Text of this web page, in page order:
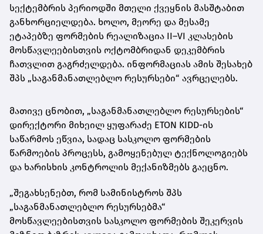
სექტემბრის პერიოდში მთელი ქვეყნის მასშტაბით
განხორციელდება. ხოლო, მეორე და მესამე
ეტაპებზე ფორმების რეალიზაცია II–VI კლასების
მოსწავლეებისთვის ოქტომბრიდან დეკემბრის
ჩათვლით გაგრძელდება. ინფორმაციას ამის შესახებ
შპს „საგანმანათლებლო რესურსები“ ავრცელებს.
მათივე ცნობით, „საგანმანათლებლო რესურსების“
დირექტორი მიხეილ ყუფარაძე ETON KIDD-ის
საწარმოს ეწვია, სადაც სასკოლო ფორმების
წარმოების პროცესს, გამოყენებულ ტექნოლოგიებს
და ხარისხის კონტროლის მექანიზმებს გაეცნო.
„შეგახსენებთ, რომ სამინისტროს შპს
„საგანმანათლებლო რესურსებმა“
მოსწავლეებისთვის სასკოლო ფორმების შეკერვის